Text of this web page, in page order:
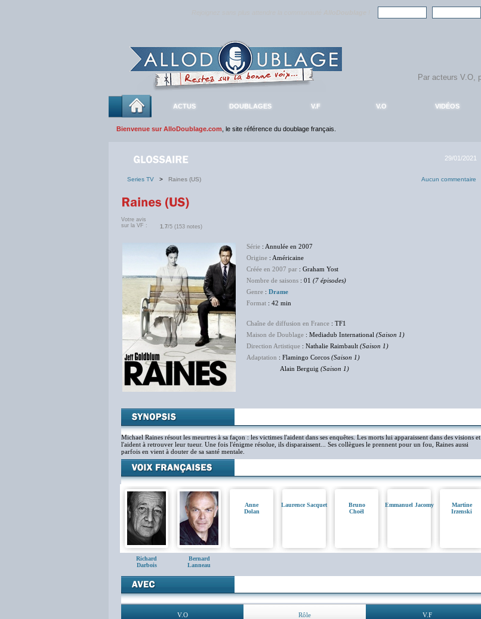
ACTUS DOUBLAGES V.F V.O VIDÉOS
Bienvenue sur AlloDoublage.com , le site référence du doublage français.
29/01/2021
Series TV > Raines (US) Aucun commentaire
Votre avis
sur la VF :
1.7/5 (153 notes)
Série : Annulée en 2007
Origine : Américaine
Créée en 2007 par : Graham Yost
Nombre de saisons : 01 (7 épisodes)
Genre : Drame
Format : 42 min
Chaîne de diffusion en France : TF1
Maison de Doublage : Mediadub International (Saison 1)
Direction Artistique : Nathalie Raimbault (Saison 1)
Adaptation : Flamingo Corcos (Saison 1)
Alain Berguig (Saison 1)
Michael Raines résout les meurtres à sa façon : les victimes l'aident dans ses enquêtes. Les morts lui apparaissent dans des visions et
l'aident à retrouver leur tueur. Une fois l'énigme résolue, ils disparaissent... Ses collègues le prennent pour un fou, Raines aussi
parfois en vient à douter de sa santé mentale.
Richard
Darbois
Bernard
Lanneau
Anne
Dolan
Laurence Sacquet
Bruno
Choël
Emmanuel Jacomy
Martine
Irzenski
V.O Rôle V.F